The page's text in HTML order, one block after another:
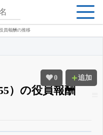
員報酬の推移
0 追加
）の役員報酬